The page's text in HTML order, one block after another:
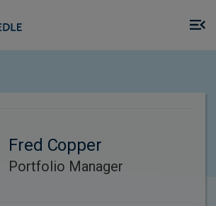
Fred Copper
Portfolio Manager